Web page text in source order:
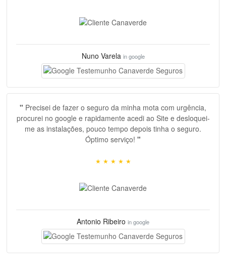
Nuno Varela in google
" Precisei de fazer o seguro da minha mota com urgência,
procurei no google e rapidamente acedi ao Site e desloquei-
me as instalações, pouco tempo depois tinha o seguro.
Óptimo serviço! "
★ ★ ★ ★ ★
Antonio Ribeiro in google